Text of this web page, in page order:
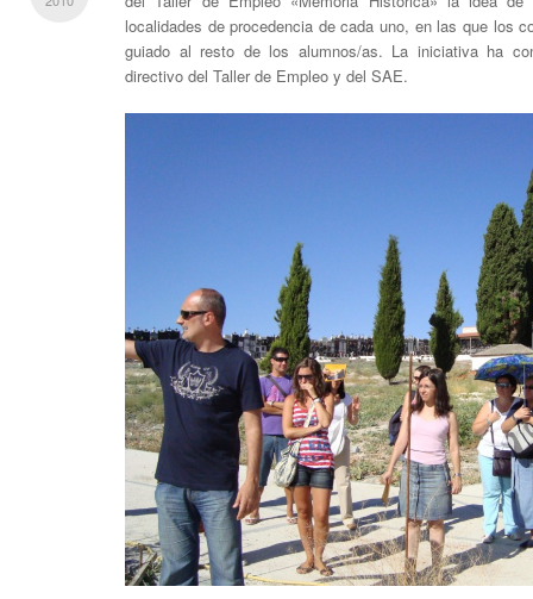
localidades de procedencia de cada uno, en las que los
guiado al resto de los alumnos/as. La iniciativa ha
directivo del Taller de Empleo y del SAE.